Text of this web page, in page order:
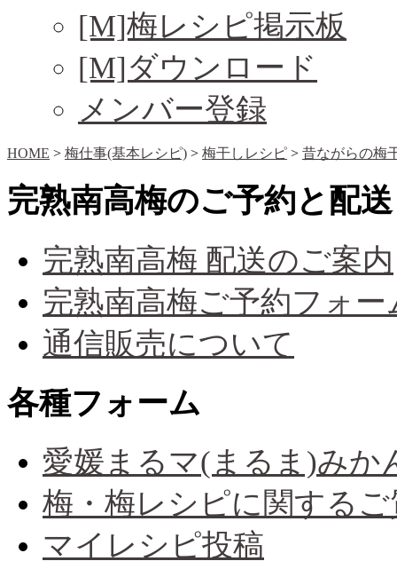
[M]梅レシピ掲示板
[M]ダウンロード
メンバー登録
HOME > 梅仕事(基本レシピ) > 梅干しレシピ > 昔ながらの梅
完熟南高梅のご予約と配送
完熟南高梅 配送のご案内
完熟南高梅ご予約フォー
通信販売について
各種フォーム
愛媛まるマ(まるま)みか
梅・梅レシピに関するご
マイレシピ投稿